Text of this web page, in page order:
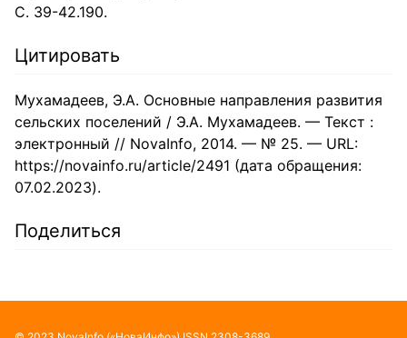
С. 39-42.190.
Цитировать
Мухамадеев, Э.А. Основные направления развития
сельских поселений / Э.А. Мухамадеев. — Текст :
электронный // NovaInfo, 2014. — № 25. — URL:
https://novainfo.ru/article/2491 (дата обращения:
07.02.2023).
Поделиться